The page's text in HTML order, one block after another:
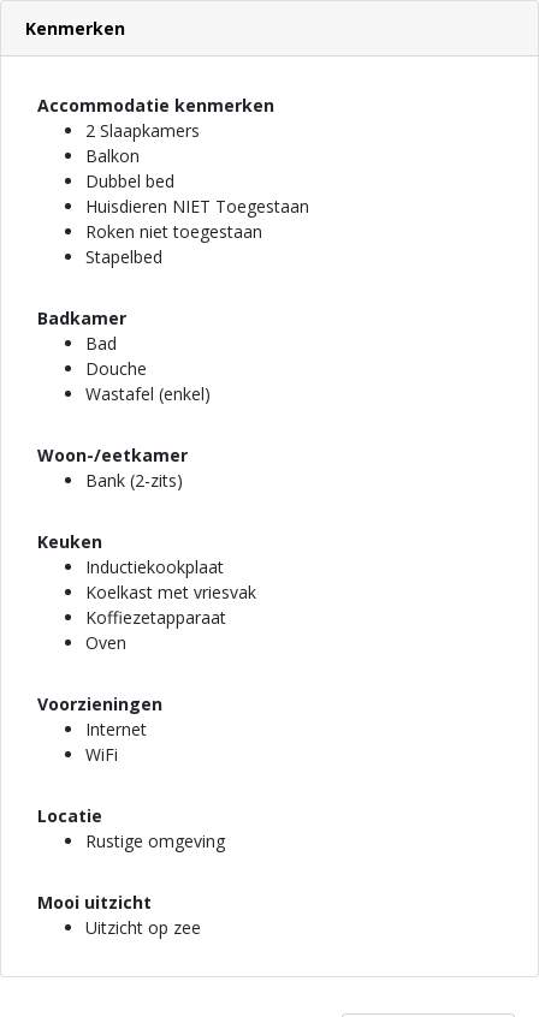
Kenmerken
Accommodatie kenmerken
2 Slaapkamers
Balkon
Dubbel bed
Huisdieren NIET Toegestaan
Roken niet toegestaan
Stapelbed
Badkamer
Bad
Douche
Wastafel (enkel)
Woon-/eetkamer
Bank (2-zits)
Keuken
Inductiekookplaat
Koelkast met vriesvak
Koffiezetapparaat
Oven
Voorzieningen
Internet
WiFi
Locatie
Rustige omgeving
Mooi uitzicht
Uitzicht op zee